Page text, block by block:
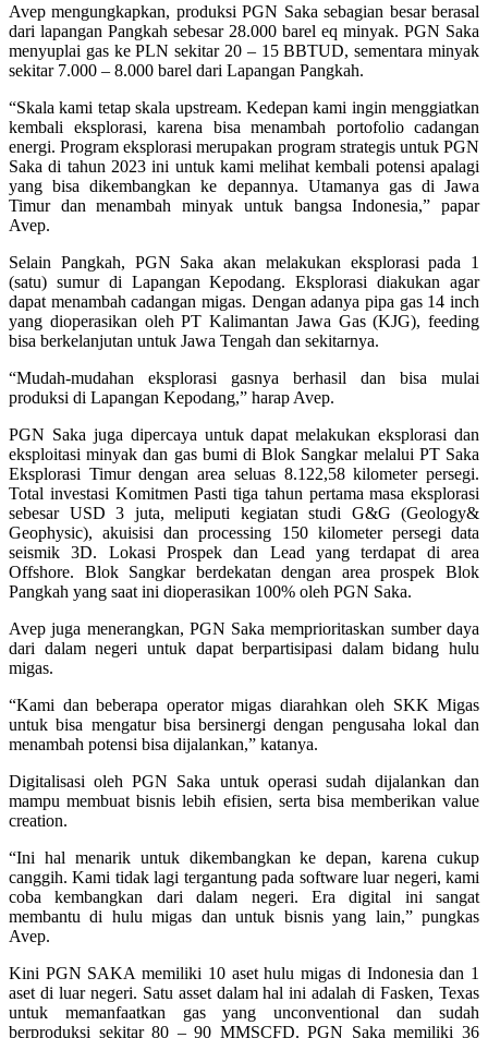
Avep mengungkapkan, produksi PGN Saka sebagian besar berasal
dari lapangan Pangkah sebesar 28.000 barel eq minyak. PGN Saka
menyuplai gas ke PLN sekitar 20 – 15 BBTUD, sementara minyak
sekitar 7.000 – 8.000 barel dari Lapangan Pangkah.
“Skala kami tetap skala upstream. Kedepan kami ingin menggiatkan
kembali eksplorasi, karena bisa menambah portofolio cadangan
energi. Program eksplorasi merupakan program strategis untuk PGN
Saka di tahun 2023 ini untuk kami melihat kembali potensi apalagi
yang bisa dikembangkan ke depannya. Utamanya gas di Jawa
Timur dan menambah minyak untuk bangsa Indonesia,” papar
Avep.
Selain Pangkah, PGN Saka akan melakukan eksplorasi pada 1
(satu) sumur di Lapangan Kepodang. Eksplorasi diakukan agar
dapat menambah cadangan migas. Dengan adanya pipa gas 14 inch
yang dioperasikan oleh PT Kalimantan Jawa Gas (KJG), feeding
bisa berkelanjutan untuk Jawa Tengah dan sekitarnya.
“Mudah-mudahan eksplorasi gasnya berhasil dan bisa mulai
produksi di Lapangan Kepodang,” harap Avep.
PGN Saka juga dipercaya untuk dapat melakukan eksplorasi dan
eksploitasi minyak dan gas bumi di Blok Sangkar melalui PT Saka
Eksplorasi Timur dengan area seluas 8.122,58 kilometer persegi.
Total investasi Komitmen Pasti tiga tahun pertama masa eksplorasi
sebesar USD 3 juta, meliputi kegiatan studi G&G (Geology&
Geophysic), akuisisi dan processing 150 kilometer persegi data
seismik 3D. Lokasi Prospek dan Lead yang terdapat di area
Offshore. Blok Sangkar berdekatan dengan area prospek Blok
Pangkah yang saat ini dioperasikan 100% oleh PGN Saka.
Avep juga menerangkan, PGN Saka memprioritaskan sumber daya
dari dalam negeri untuk dapat berpartisipasi dalam bidang hulu
migas.
“Kami dan beberapa operator migas diarahkan oleh SKK Migas
untuk bisa mengatur bisa bersinergi dengan pengusaha lokal dan
menambah potensi bisa dijalankan,” katanya.
Digitalisasi oleh PGN Saka untuk operasi sudah dijalankan dan
mampu membuat bisnis lebih efisien, serta bisa memberikan value
creation.
“Ini hal menarik untuk dikembangkan ke depan, karena cukup
canggih. Kami tidak lagi tergantung pada software luar negeri, kami
coba kembangkan dari dalam negeri. Era digital ini sangat
membantu di hulu migas dan untuk bisnis yang lain,” pungkas
Avep.
Kini PGN SAKA memiliki 10 aset hulu migas di Indonesia dan 1
aset di luar negeri. Satu asset dalam hal ini adalah di Fasken, Texas
untuk memanfaatkan gas yang unconventional dan sudah
berproduksi sekitar 80 – 90 MMSCFD. PGN Saka memiliki 36